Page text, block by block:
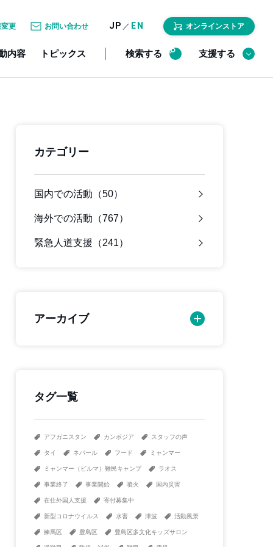
更 お問い合わせ JP ／ EN オンラインストア
内容 トピックス 検索する 支援する
カテゴリー
国内での活動（50）
海外での活動（767）
緊急人道支援（241）
アーカイブ
タグ一覧
アフガニスタン カンボジア スタッフの声
タイ ネパール フード ミャンマー
ミャンマー（ビルマ）難民キャンプ ラオス
事業終了 事業開始 噴火 国内災害
在住外国人支援 寄付募集中
新型コロナウイルス 水害 津波 活動風景
練馬区 豊島区 豊島区多文化キッズサロン